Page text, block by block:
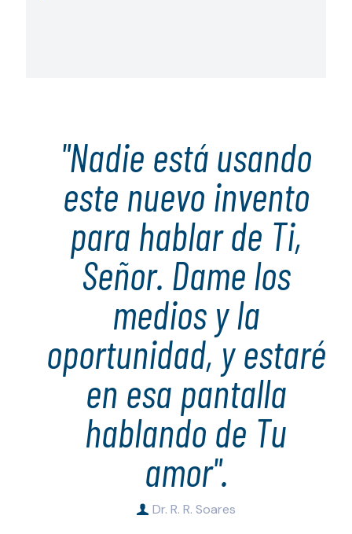
"Nadie está usando
este nuevo invento
para hablar de Ti,
Señor. Dame los
medios y la
oportunidad, y estaré
en esa pantalla
hablando de Tu
amor".
Dr. R. R. Soares